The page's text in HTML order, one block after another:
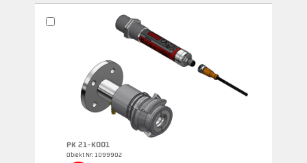
PK 21-K001
Obiekt Nr: 1099902